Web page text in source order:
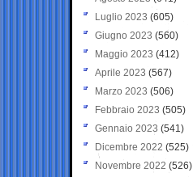
Luglio 2023 (605)
Giugno 2023 (560)
Maggio 2023 (412)
Aprile 2023 (567)
Marzo 2023 (506)
Febbraio 2023 (505)
Gennaio 2023 (541)
Dicembre 2022 (525)
Novembre 2022 (526)